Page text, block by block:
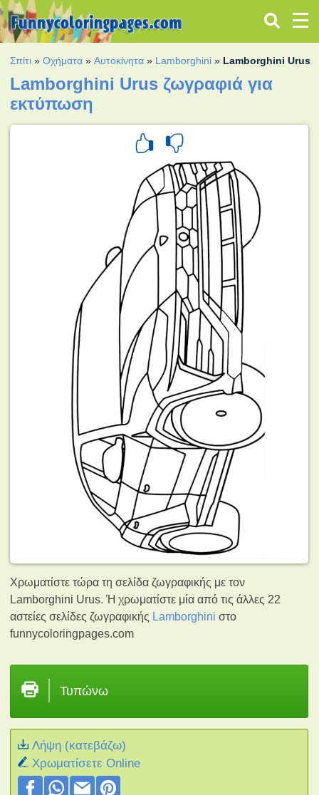
Σπίτι »Οχήματα »Αυτοκίνητα » Lamborghini » Lamborghini Urus
Lamborghini Urus ζωγραφιά για
εκτύπωση
Χρωματίστε τώρα τη σελίδα ζωγραφικής με τον
Lamborghini Urus. Ή χρωματίστε μία από τις άλλες 22
αστείες σελίδες ζωγραφικής Lamborghini στο
funnycoloringpages.com
Τυπώνω
Λήψη (κατεβάζω)
Xρωματίσετε Online